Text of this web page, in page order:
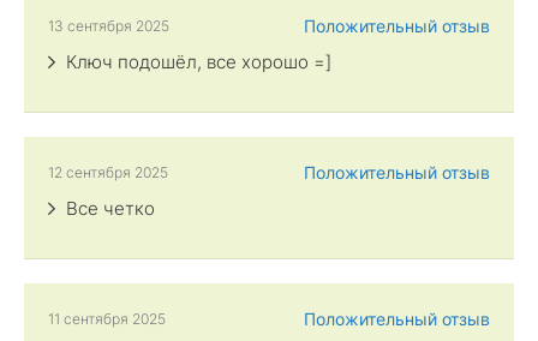
Положительный отзыв
13 сентября 2025
Ключ подошёл, все хорошо =]
Положительный отзыв
12 сентября 2025
Все четко
Положительный отзыв
11 сентября 2025